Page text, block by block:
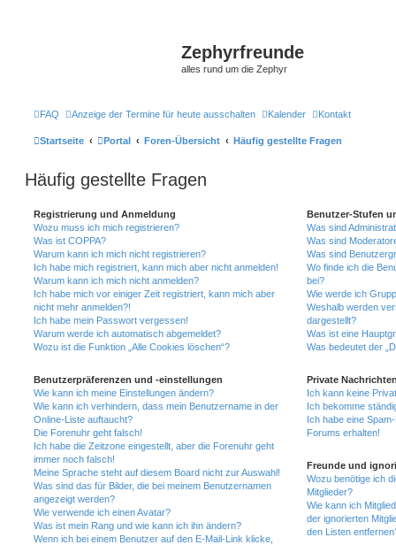
Zephyrfreunde
alles rund um die Zephyr
FAQ Anzeige der Termine für heute ausschalten Kalender Kontakt
Startseite Portal Foren-Übersicht Häufig gestellte Fragen
Häufig gestellte Fragen
Registrierung und Anmeldung
Wozu muss ich mich registrieren?
Was ist COPPA?
Warum kann ich mich nicht registrieren?
Ich habe mich registriert, kann mich aber nicht anmelden!
Warum kann ich mich nicht anmelden?
Ich habe mich vor einiger Zeit registriert, kann mich aber
nicht mehr anmelden?!
Ich habe mein Passwort vergessen!
Warum werde ich automatisch abgemeldet?
Wozu ist die Funktion „Alle Cookies löschen“?
Benutzerpräferenzen und -einstellungen
Wie kann ich meine Einstellungen ändern?
Wie kann ich verhindern, dass mein Benutzername in der
Online-Liste auftaucht?
Die Forenuhr geht falsch!
Ich habe die Zeitzone eingestellt, aber die Forenuhr geht
immer noch falsch!
Meine Sprache steht auf diesem Board nicht zur Auswahl!
Was sind das für Bilder, die bei meinem Benutzernamen
angezeigt werden?
Wie verwende ich einen Avatar?
Was ist mein Rang und wie kann ich ihn ändern?
Wenn ich bei einem Benutzer auf den E-Mail-Link klicke,
Benutzer-Stufen
Was sind
Was sind
Was sind
Wo finde ich die
bei?
Wie werde ich
Weshalb werden
dargestellt?
Was ist eine
Was bedeutet der
Private
Ich kann keine
Ich bekomme
Ich habe eine
Forums erhalten!
Freunde und
Wozu benötige ich
Mitglieder?
Wie kann ich
der ignorierten
den Listen